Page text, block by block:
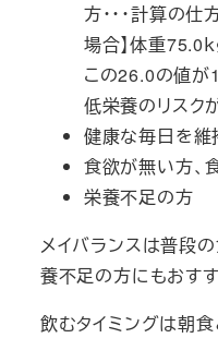
方・・・計算の
場合】体重75.0
この26.0の値が
低栄養のリスク
健康な毎日を維
食欲が無い方、
栄養不足の方
メイバランスは普段
養不足の方にもおすす
飲むタイミングは朝